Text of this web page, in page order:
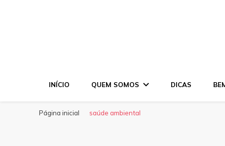
INÍCIO QUEM SOMOS DICAS
Página inicial saúde ambiental